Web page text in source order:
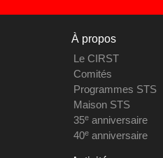
À propos
Le CIRST
Comités
Programmes STS
Maison STS
35eanniversaire
40eanniversaire